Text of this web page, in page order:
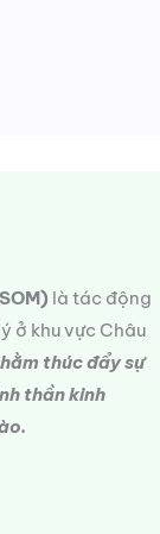
là tác động
ở khu vực Châu
thúc đẩy sự
thần kinh